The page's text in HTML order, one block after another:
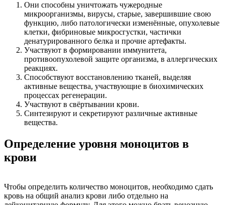
Они способны уничтожать чужеродные
микроорганизмы, вирусы, старые, завершившие свою
функцию, либо патологически изменённые, опухолевые
клетки, фибриновые микросгустки, частички
денатурированного белка и прочие артефакты.
Участвуют в формировании иммунитета,
противоопухолевой защите организма, в аллергических
реакциях.
Способствуют восстановлению тканей, выделяя
активные вещества, участвующие в биохимических
процессах регенерации.
Участвуют в свёртывании крови.
Синтезируют и секретируют различные активные
вещества.
Определение уровня моноцитов в
крови
Чтобы определить количество моноцитов, необходимо сдать
кровь на общий анализ крови либо отдельно на